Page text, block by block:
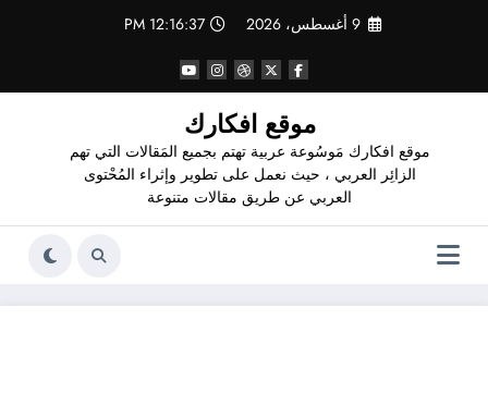
9 أغسطس، 2026 12:16:38 PM
موقع افكارك
موقع افكارك مَوسُوعة عربية تهتم بجميع المَقالات التي تهم
الزائِر العربي ، حيث نعمل على تطوير وإثراء المُحْتوى
العربي عن طريق مقالات متنوعة